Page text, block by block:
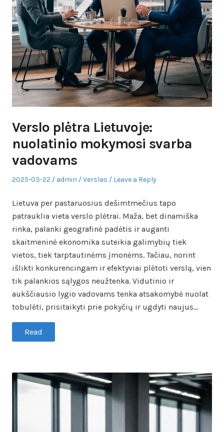
Verslo plėtra Lietuvoje:
nuolatinio mokymosi svarba
vadovams
Posted
2025-03-22 Author
admin
Posted
Verslas Leave a Reply
Lietuva per pastaruosius dešimtmečius tapo
patrauklia vieta verslo plėtrai. Maža, bet dinamiška
rinka, palanki geografinė padėtis ir auganti
skaitmeninė ekonomika suteikia galimybių tiek
vietos, tiek tarptautinėms įmonėms. Tačiau, norint
išlikti konkurencingam ir efektyviai plėtoti verslą, vien
tik palankios sąlygos neužtenka. Vidutinio ir
aukščiausio lygio vadovams tenka atsakomybė nuolat
tobulėti, prisitaikyti prie pokyčių ir ugdyti naujus…
Read